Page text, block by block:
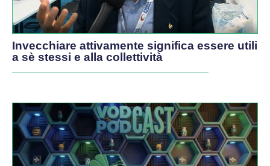
Invecchiare attivamente significa essere utili
a sè stessi e alla collettività
PODCAST